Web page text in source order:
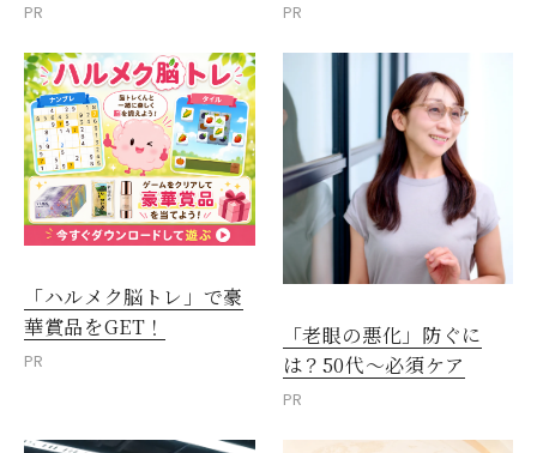
PR PR
「ハルメク脳トレ」で豪
華賞品をGET！
PR
「老眼の悪化」防ぐに
は？50代～必須ケア
PR